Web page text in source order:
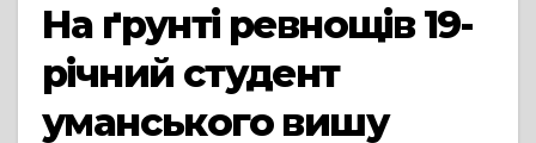
На ґрунті ревнощів 19-
річний студент
уманського вишу